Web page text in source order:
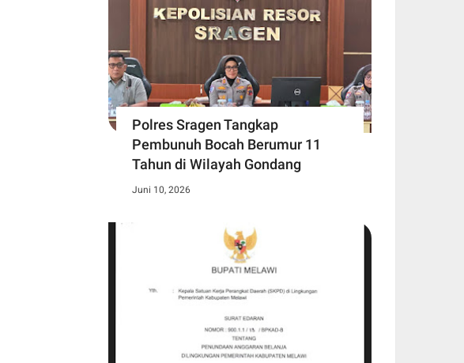
Polres Sragen Tangkap
Pembunuh Bocah Berumur 11
Tahun di Wilayah Gondang
Juni 10, 2026